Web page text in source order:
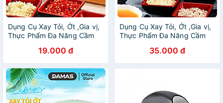
Dụng Cụ Xay Tỏi, Ớt ,Gia vị,
Thực Phẩm Đa Năng Cầm
19.000 đ
Dụng Cụ Xay Tỏi, Ớt ,Gia vị,
Thực Phẩm Đa Năng Cầm
35.000 đ